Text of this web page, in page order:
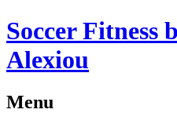
Soccer Fitness
Alexiou
Menu